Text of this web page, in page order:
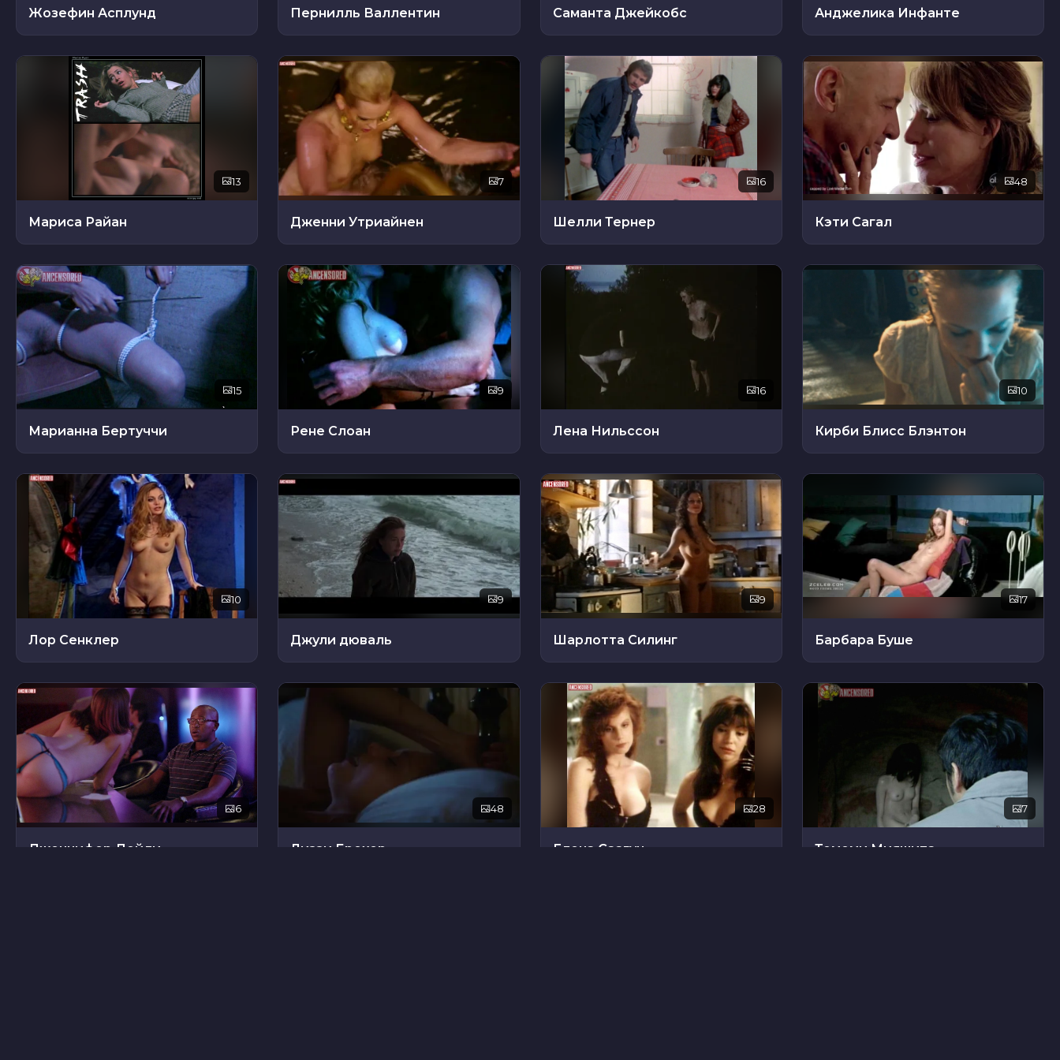
Жозефин Асплунд Пернилль Валлентин Саманта Джейкобс Анджелика Инфанте
13
Мариса Райан
7
Дженни Утриайнен
16
Шелли Тернер
48
Кэти Сагал
15
Марианна Бертуччи
9
Рене Слоан
16
Лена Нильссон
10
Кирби Блисс Блэнтон
10
Лор Сенклер
9
Джули дюваль
9
Шарлотта Силинг
17
Барбара Буше
6
Дженнифер Дейли
48
Лиззи Брохер
28
Елена Саагун
7
Томоми Мияшита